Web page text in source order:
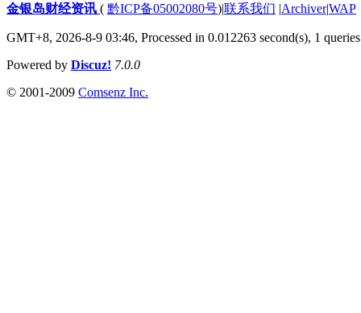
金银岛财经资讯 ( 黔ICP备05002080号)|联系我们 |Archiver|WAP
GMT+8, 2026-8-9 03:46, Processed in 0.012263 second(s), 1 queries
Powered by Discuz! 7.0.0
© 2001-2009 Comsenz Inc.